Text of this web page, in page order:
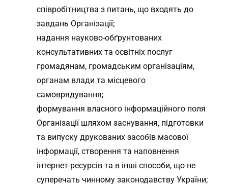
співробітництва з питань, що входять до
завдань Організації;
надання науково-обґрунтованих
консультативних та освітніх послуг
громадянам, громадським організаціям,
органам влади та місцевого
самоврядування;
формування власного інформаційного поля
Організації шляхом заснування, підготовки
та випуску друкованих засобів масової
інформації, створення та наповнення
інтернет-ресурсів та в інші способи, що не
суперечать чинному законодавству України;